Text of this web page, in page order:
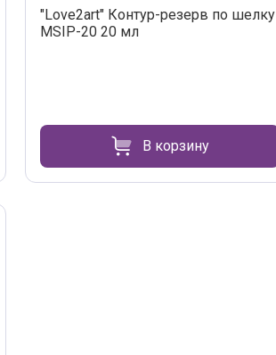
"Love2art" Контур-резерв по шелку
MSIP-20 20 мл
В корзину